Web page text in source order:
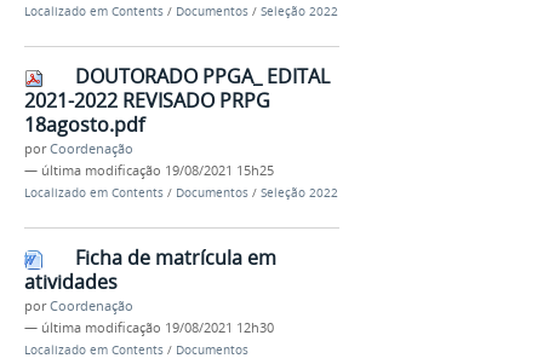
Localizado em Contents / Documentos / Seleção 2022
DOUTORADO PPGA_ EDITAL
2021-2022 REVISADO PRPG
18agosto.pdf
porCoordenação
— última modificação 19/08/2021 15h25
Localizado em Contents / Documentos / Seleção 2022
Ficha de matrícula em
atividades
porCoordenação
— última modificação 19/08/2021 12h30
Localizado em Contents / Documentos